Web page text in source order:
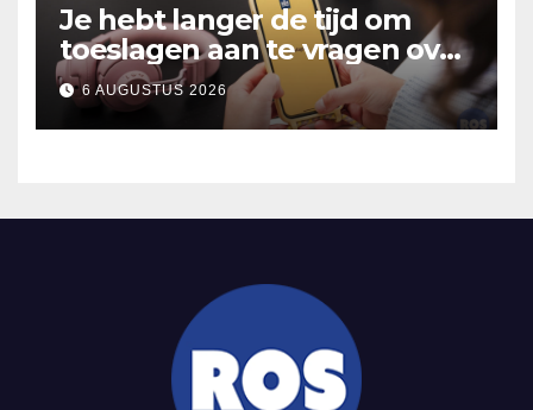
Je hebt langer de tijd om
toeslagen aan te vragen over
2025
6 AUGUSTUS 2026